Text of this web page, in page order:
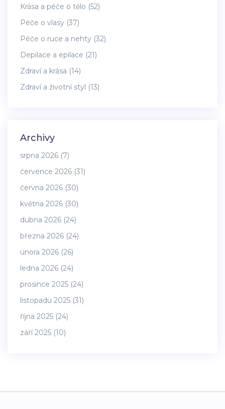
Krása a péče o tělo (52)
Péče o vlasy (37)
Péče o ruce a nehty (32)
Depilace a epilace (21)
Zdraví a krása (14)
Zdraví a životní styl (13)
Archivy
srpna 2026 (7)
července 2026 (31)
června 2026 (30)
května 2026 (30)
dubna 2026 (24)
března 2026 (24)
února 2026 (26)
ledna 2026 (24)
prosince 2025 (24)
listopadu 2025 (31)
října 2025 (24)
září 2025 (10)